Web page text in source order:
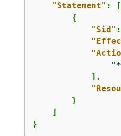
"Statement" : [
{
"Sid" :
            ],
        }
    ]
}